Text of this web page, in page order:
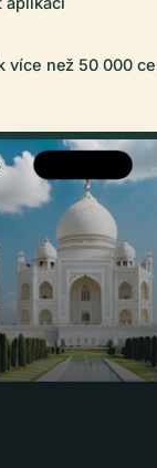
více než 50 000